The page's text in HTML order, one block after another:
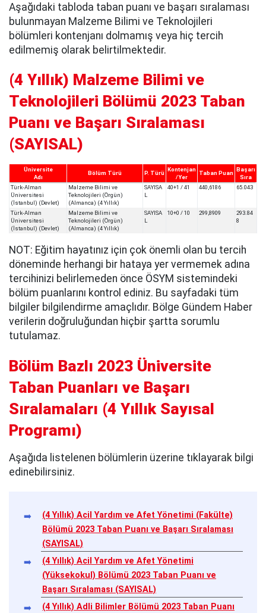
Aşağıdaki tabloda taban puanı ve başarı sıralaması
bulunmayan Malzeme Bilimi ve Teknolojileri
bölümleri kontenjanı dolmamış veya hiç tercih
edilmemiş olarak belirtilmektedir.
(4 Yıllık) Malzeme Bilimi ve
Teknolojileri Bölümü 2023 Taban
Puanı ve Başarı Sıralaması
(SAYISAL)
Üniversite
Adı
Bölüm Türü P. Türü
Kontenjan
/Yer
Taban Puan
Başarı
Sıra
Türk-Alman
Üniversitesi
(İstanbul) (Devlet)
Malzeme Bilimi ve
Teknolojileri (Örgün)
(Almanca) (4 Yıllık)
SAYISA
L
40+1 / 41 440,6186 65.043
Türk-Alman
Üniversitesi
(İstanbul) (Devlet)
Malzeme Bilimi ve
Teknolojileri (Örgün)
(Almanca) (4 Yıllık)
SAYISA
L
10+0 / 10 299,8909
293.84
8
NOT: Eğitim hayatınız için çok önemli olan bu tercih
döneminde herhangi bir hataya yer vermemek adına
tercihinizi belirlemeden önce ÖSYM sistemindeki
bölüm puanlarını kontrol ediniz. Bu sayfadaki tüm
bilgiler bilgilendirme amaçlıdır. Bölge Gündem Haber
verilerin doğruluğundan hiçbir şartta sorumlu
tutulamaz.
Bölüm Bazlı 2023 Üniversite
Taban Puanları ve Başarı
Sıralamaları (4 Yıllık Sayısal
Programı)
Aşağıda listelenen bölümlerin üzerine tıklayarak bilgi
edinebilirsiniz.
(4 Yıllık) Acil Yardım ve Afet Yönetimi (Fakülte)
Bölümü 2023 Taban Puanı ve Başarı Sıralaması
(SAYISAL)
(4 Yıllık) Acil Yardım ve Afet Yönetimi
(Yüksekokul) Bölümü 2023 Taban Puanı ve
Başarı Sıralaması (SAYISAL)
(4 Yıllık) Adli Bilimler Bölümü 2023 Taban Puanı